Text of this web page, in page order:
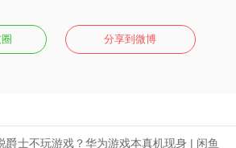
分享到微博
爵士不玩游戏？华为游戏本真机现身 | 闲鱼